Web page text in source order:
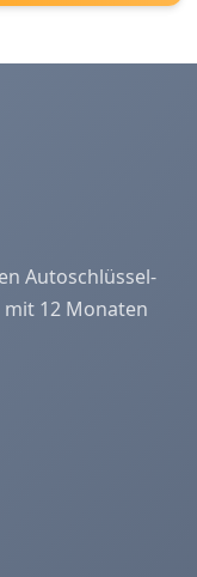
Autoschlüssel-
mit 12 Monaten